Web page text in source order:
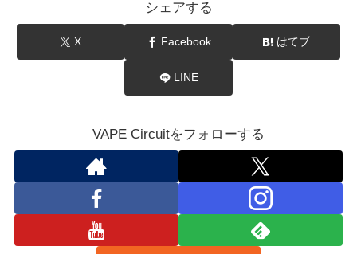
シェアする
X Facebook はてブ
LINE
VAPE Circuitをフォローする